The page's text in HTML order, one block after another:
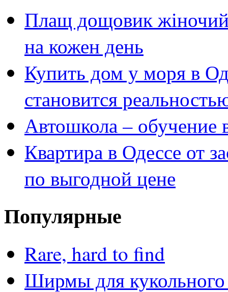
Плащ дощовик
на кожен день
Купить дом у моря в
становится
Автошкола – обучение
Квартира в Одессе от
по выгодной цене
Популярные
Rare, hard to find
Ширмы для кукольного